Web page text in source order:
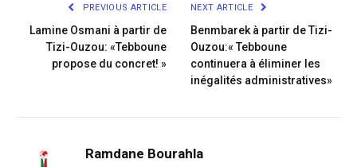
PREVIOUS ARTICLE
Lamine Osmani à partir de
Tizi-Ouzou: «Tebboune
propose du concret! »
NEXT ARTICLE
Benmbarek à partir de Tizi-
Ouzou:« Tebboune
continuera à éliminer les
inégalités administratives»
Ramdane Bourahla